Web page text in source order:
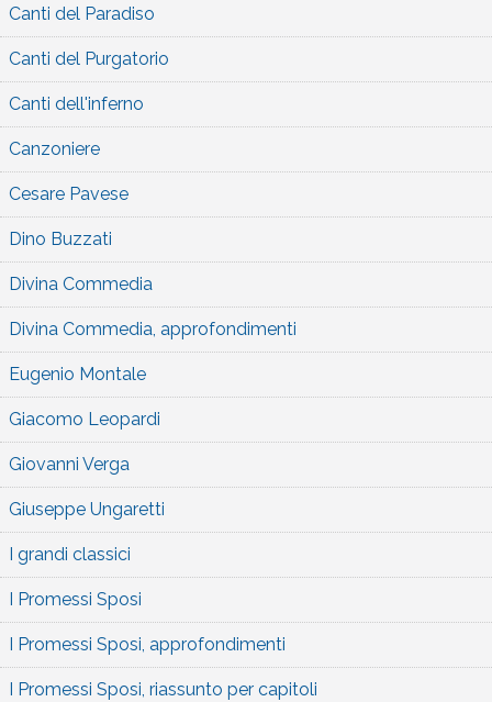
Canti del Paradiso
Canti del Purgatorio
Canti dell'inferno
Canzoniere
Cesare Pavese
Dino Buzzati
Divina Commedia
Divina Commedia, approfondimenti
Eugenio Montale
Giacomo Leopardi
Giovanni Verga
Giuseppe Ungaretti
I grandi classici
I Promessi Sposi
I Promessi Sposi, approfondimenti
I Promessi Sposi, riassunto per capitoli